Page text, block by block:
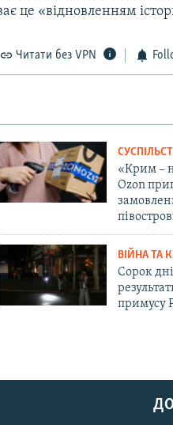
це «відновленням
Читати без VPN
«Крим –
Ozon
ВІЙНА ТА
Сорок
примусу